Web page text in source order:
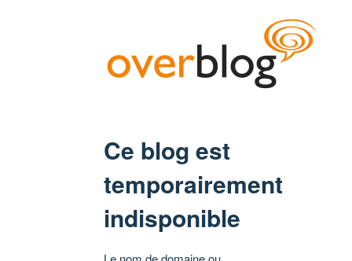
Ce blog est
temporairement
indisponible